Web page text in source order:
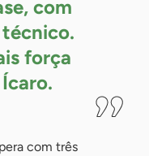
com
força
Ícaro.
com três